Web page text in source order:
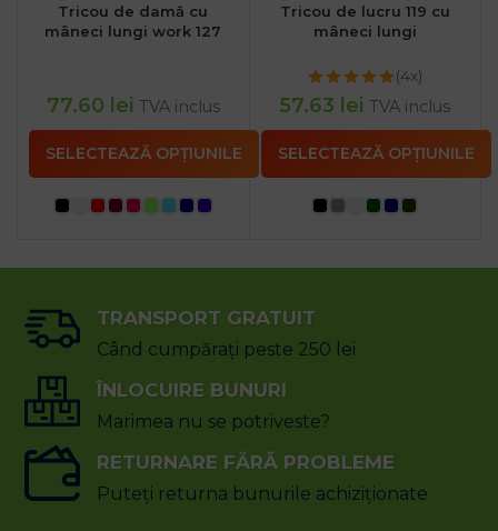
Tricou de damă cu
mâneci lungi work 127
77.60 lei TVA inclus
SELECTEAZĂ OPȚIUNILE
Tricou de lucru 119 cu
mâneci lungi
(4x)
57.63 lei TVA inclus
SELECTEAZĂ OPȚIUNILE
TRANSPORT GRATUIT
Când cumpărați peste 250 lei
ÎNLOCUIRE BUNURI
Marimea nu se potriveste?
RETURNARE FĂRĂ PROBLEME
Puteți returna bunurile achiziționate